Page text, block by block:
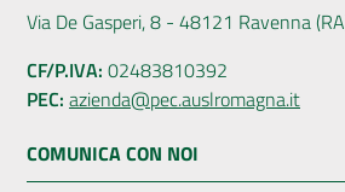
Via De Gasperi, 8 - 48121 Ravenna
CF/P.IVA: 02483810392
PEC: azienda@pec.auslromagna.it
COMUNICA CON NOI